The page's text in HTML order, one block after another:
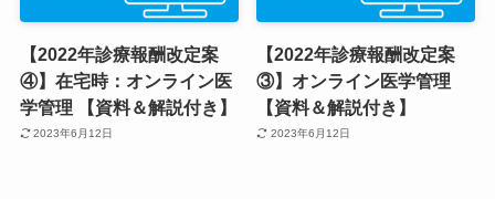
【2022年診療報酬改定案
④】在宅時：オンライン医
学管理 【資料＆解説付き】
2023年6月12日
【2022年診療報酬改定案
③】オンライン医学管理
【資料＆解説付き】
2023年6月12日